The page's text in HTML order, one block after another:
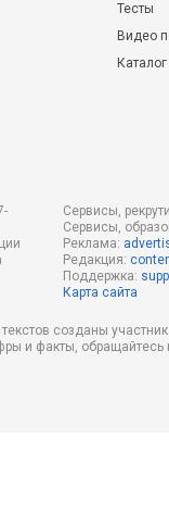
Тесты
Видео
Сервисы,
Сервисы,
Реклама:
Редакция:
Поддержка:
Карта сайта
созданы
и факты,